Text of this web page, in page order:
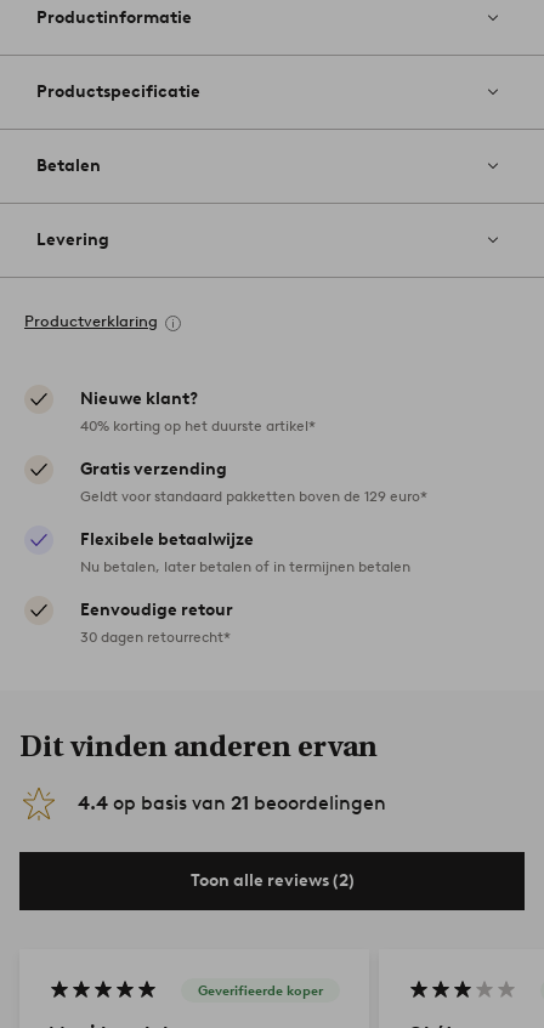
Productinformatie
Productspecificatie
Betalen
Levering
Productverklaring
Nieuwe klant?
40% korting op het duurste artikel*
Gratis verzending
Geldt voor standaard pakketten boven de 129 euro*
Flexibele betaalwijze
Nu betalen, later betalen of in termijnen betalen
Eenvoudige retour
30 dagen retourrecht*
Dit vinden anderen ervan
4.4 op basis van 21 beoordelingen
Toon alle reviews (2)
Geverifieerde koper